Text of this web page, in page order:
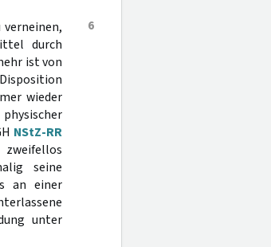
6
durch
ist von
wieder
NStZ-RR
seine
an einer
unter